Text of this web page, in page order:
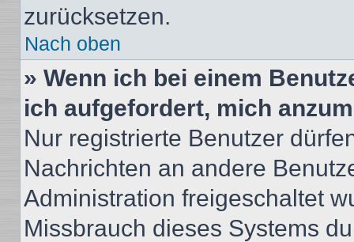
zurücksetzen.
Nach oben
» Wenn ich bei einem
ich aufgefordert, mich
Nur registrierte Benutzer
Nachrichten an andere
Administration freigeschaltet
Missbrauch dieses Systems